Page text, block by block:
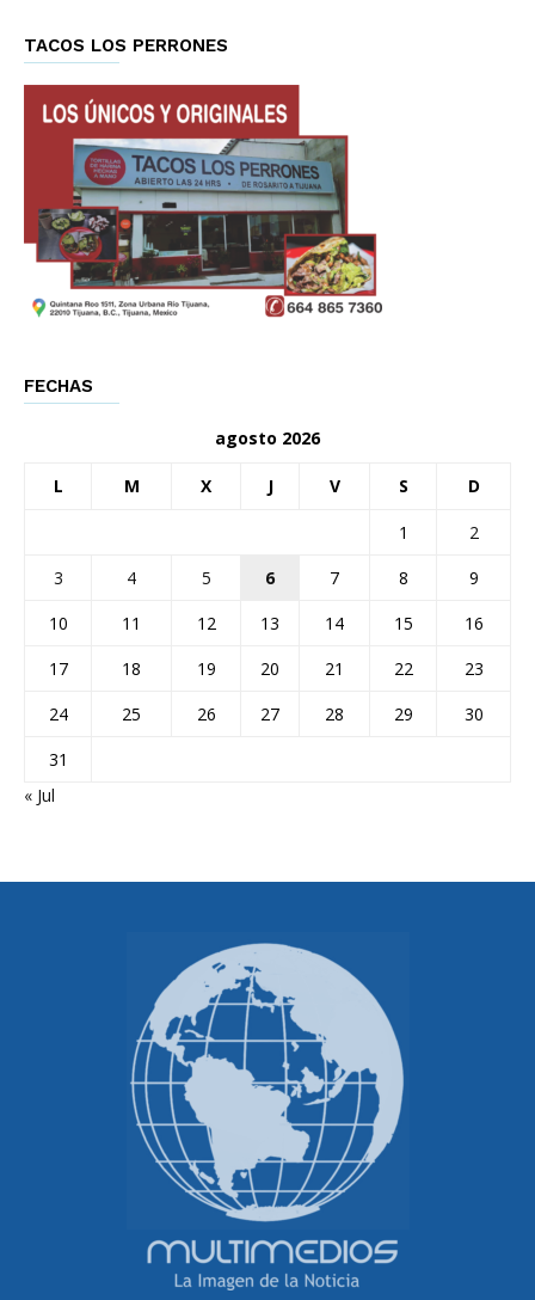
TACOS LOS PERRONES
FECHAS
agosto 2026
L M X J V S D
1
2
3
4 5 6 7 8
9
10
11 12 13 14 15
16
17
18 19 20 21 22
23
24
25 26 27 28 29
30
31
« Jul